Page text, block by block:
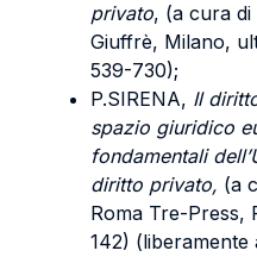
privato, (a cura di
Giuffrè, Milano,
539-730);
P.SIRENA, Il
spazio giuridico
fondamentali
diritto privato, (a
Roma Tre-Press,
142) (liberamente